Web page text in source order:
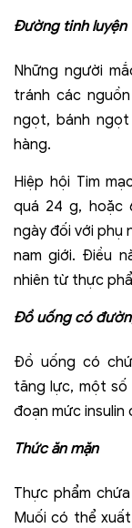
Đường tinh luyện
Những người
tránh các
ngọt, bánh
hàng.
Hiệp hội Tim
quá 24 g, hoặc
ngày đối với phụ
nam giới. Điều
nhiên từ thực
Đồ uống có
Đồ uống có
tăng lực, một số
đoạn mức insulin
Thức ăn mặn
Thực phẩm
Muối có thể